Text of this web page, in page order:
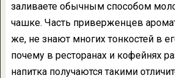
заливаете обычным способом
чашке. Часть приверженцев
же, не знают многих тонкостей в
почему в ресторанах и кофейнях
напитка получаются такими